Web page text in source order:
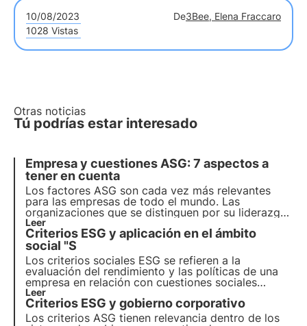
10/08/2023 De3Bee, Elena Fraccaro
1028 Vistas
Otras noticias
Tú podrías estar interesado
Empresa y cuestiones ASG: 7 aspectos a
tener en cuenta
Los factores ASG son cada vez más relevantes
para las empresas de todo el mundo. Las
organizaciones que se distinguen por su liderazgo
en estas cuestiones muestran un compromiso real
con el crecimiento al integrar las cuestiones ASG
en su estrategia corporativa.
Leer
Criterios ESG y aplicación en el ámbito
social "S
Los criterios sociales ESG se refieren a la
evaluación del rendimiento y las políticas de una
empresa en relación con cuestiones sociales
relevantes. Estos criterios tienen en cuenta el
impacto social de la empresa en las partes
interesadas, como empleados, comunidades
Leer
Criterios ESG y gobierno corporativo
Los criterios ASG tienen relevancia dentro de los